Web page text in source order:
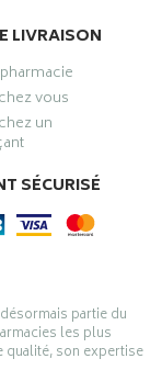
LIVRAISON
vous
un
SÉCURISÉ
partie du
les plus
qualité, son expertise